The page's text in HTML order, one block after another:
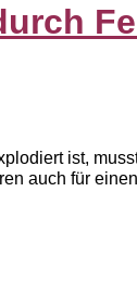
ist,
auch für